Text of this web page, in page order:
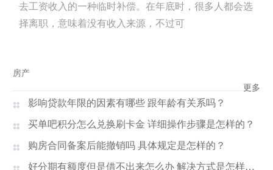
去工资收入的一种临时补偿。在年底时，很多人都会选
择离职，意味着没有收入来源，不过可
房产
更多
影响贷款年限的因素有哪些 跟年龄有关系吗？
买单吧积分怎么兑换刷卡金 详细操作步骤是怎样的？
购房合同备案后能撤销吗 具体规定是怎样的？
好分期有额度但是借不出来怎么办 解决方式是怎样的？